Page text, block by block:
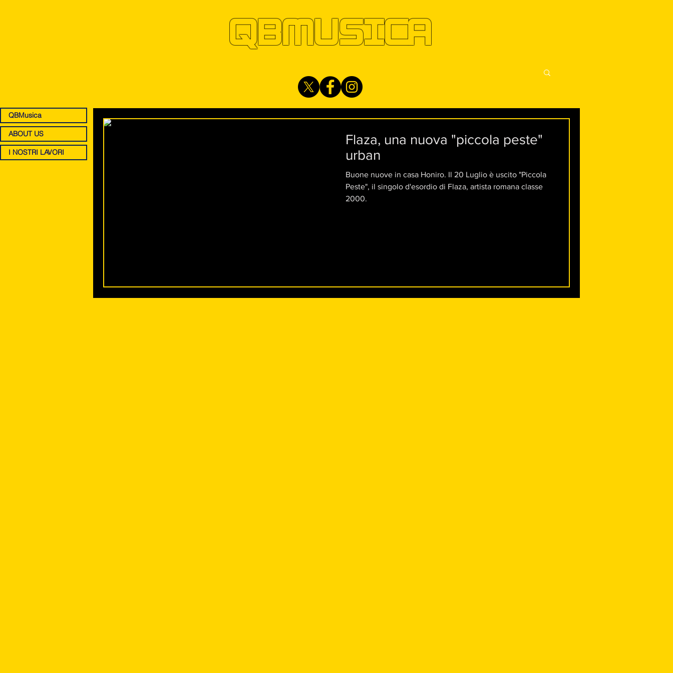
QBMUSICA
Flaza, una nuova "piccola peste"
urban
Buone nuove in casa Honiro. Il 20 Luglio è uscito "Piccola
Peste", il singolo d'esordio di Flaza, artista romana classe
2000.
QBMusica
ABOUT US
I NOSTRI LAVORI